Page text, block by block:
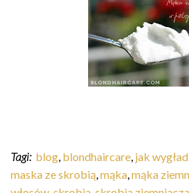
Tagi: blog, blondhaircare, jak
maska ze skrobią,mąka,mąka